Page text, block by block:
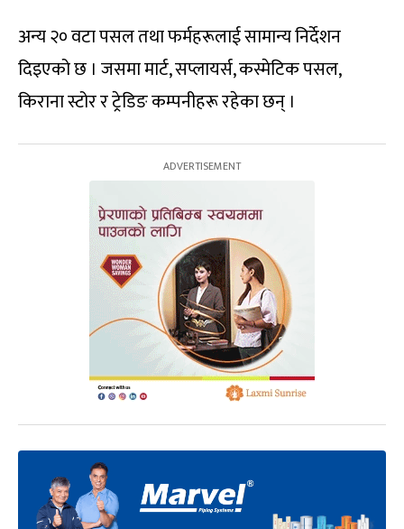
अन्य २० वटा पसल तथा फर्महरूलाई सामान्य निर्देशन
दिइएको छ । जसमा मार्ट, सप्लायर्स, कस्मेटिक पसल,
किराना स्टोर र ट्रेडिङ कम्पनीहरू रहेका छन् ।